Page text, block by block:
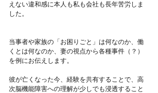
えない違和感に本人も私も会社も長年苦労しま
した。
当事者や家族の「お困りごと」は何なのか、働
くとは何なのか、妻の視点から各種事件（？）
を例にお伝えします。
彼が亡くなった今、経験を共有することで、高
次脳機能障害への理解が少しでも浸透すること